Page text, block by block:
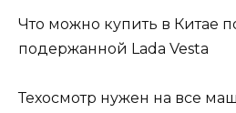
Что можно купить в Китае
подержанной Lada Vesta
Техосмотр нужен на все